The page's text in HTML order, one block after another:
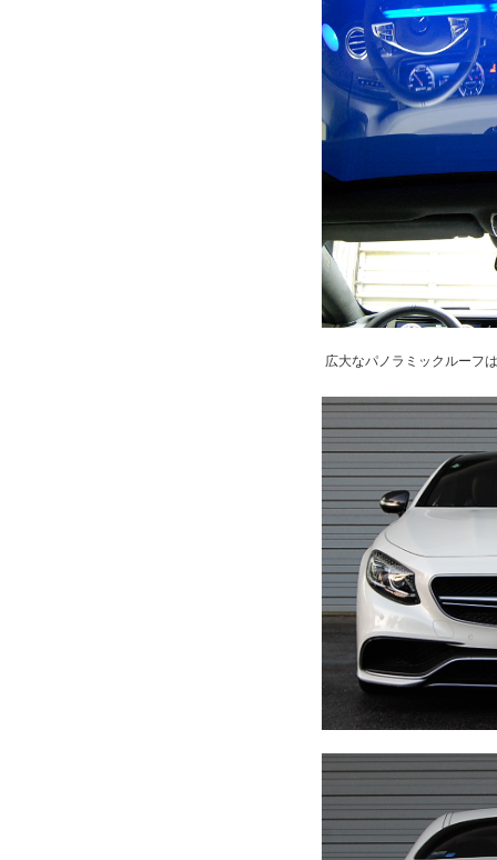
広大なパノラミックルーフ